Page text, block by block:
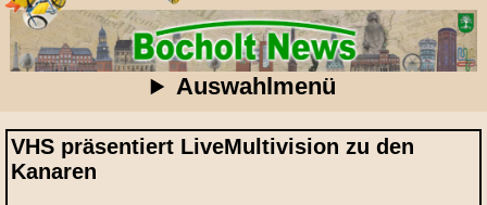
Auswahlmenü
VHS präsentiert LiveMultivision zu den
Kanaren